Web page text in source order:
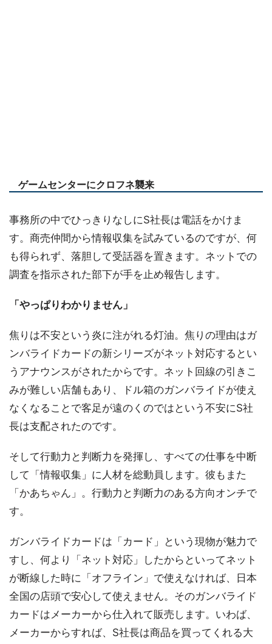
ゲームセンターにクロフネ襲来
事務所の中でひっきりなしにS社長は電話をかけま
す。商売仲間から情報収集を試みているのですが、何
も得られず、落胆して受話器を置きます。ネットでの
調査を指示された部下が手を止め報告します。
「やっぱりわかりません」
焦りは不安という炎に注がれる灯油。焦りの理由はガ
ンバライドカードの新シリーズがネット対応するとい
うアナウンスがされたからです。ネット回線の引きこ
みが難しい店舗もあり、ドル箱のガンバライドが使え
なくなることで客足が遠のくのではという不安にS社
長は支配されたのです。
そして行動力と判断力を発揮し、すべての仕事を中断
して「情報収集」に人材を総動員します。彼もまた
「かあちゃん」。行動力と判断力のある方向オンチで
す。
ガンバライドカードは「カード」という現物が魅力で
すし、何より「ネット対応」したからといってネット
が断線した時に「オフライン」で使えなければ、日本
全国の店頭で安心して使えません。そのガンバライド
カードはメーカーから仕入れて販売します。いわば、
メーカーからすれば、S社長は商品を買ってくれる大